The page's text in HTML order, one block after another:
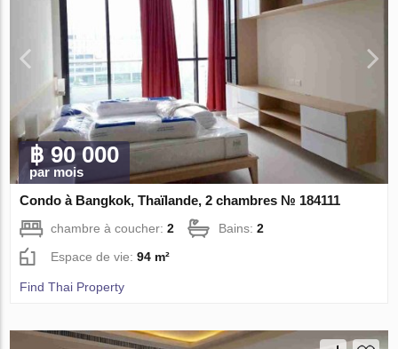
฿ 90 000
par mois
Condo à Bangkok, Thaïlande, 2 chambres № 184111
chambre à coucher:2 Bains:2
Espace de vie:94 m²
Find Thai Property